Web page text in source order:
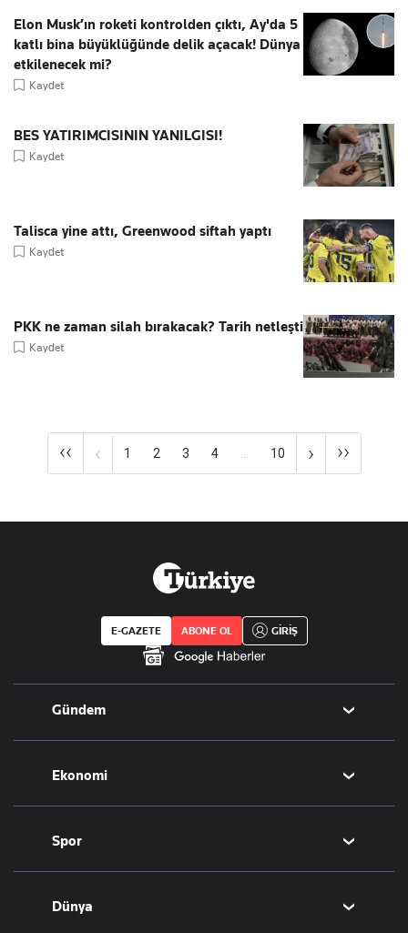
Elon Musk’ın roketi kontrolden çıktı, Ay'da 5
katlı bina büyüklüğünde delik açacak! Dünya
etkilenecek mi?
Kaydet
BES YATIRIMCISININ YANILGISI!
Kaydet
Talisca yine attı, Greenwood siftah yaptı
Kaydet
PKK ne zaman silah bırakacak? Tarih netleşti
Kaydet
‹‹ ‹ 1 2 3 4 10 › ››
E-GAZETE ABONE OL GİRİŞ
Gündem
Politika
Eğitim
Ekonomi
Borsa
Altın
Döviz
Hisse Senedi
Spor
Futbol
Puan Durumu
Dünya